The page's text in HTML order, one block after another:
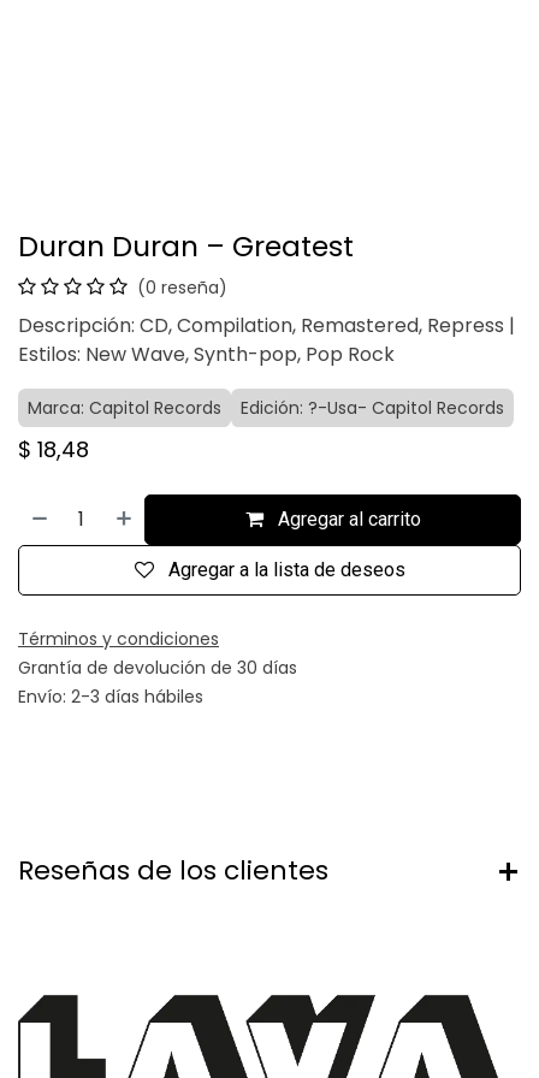
Duran Duran – Greatest
(0 reseña)
Descripción: CD, Compilation, Remastered, Repress |
Estilos: New Wave, Synth-pop, Pop Rock
Marca: Capitol Records Edición: ?-Usa- Capitol Records
$ 18,48
Agregar al carrito
Agregar a la lista de deseos
Términos y condiciones
Grantía de devolución de 30 días
Envío: 2-3 días hábiles
Reseñas de los clientes